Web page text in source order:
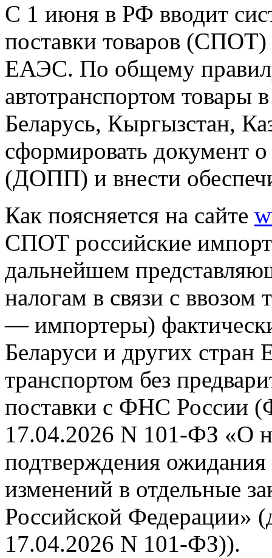
С 1 июня в РФ вводит
поставки товаров (СПОТ)
ЕАЭС. По общему
автотранспортом
Беларусь, Кыргызстан,
сформировать документ
(ДОПП) и внести
Как поясняется на сайте
СПОТ российские
дальнейшем
налогам в связи с
— импортеры)
Беларуси и других
транспортом без
поставки с ФНС России
17.04.2026 N 101-ФЗ «О
подтверждения ожидания
изменений в отдельные
Российской Федерации»
17.04.2026 N 101-ФЗ)).